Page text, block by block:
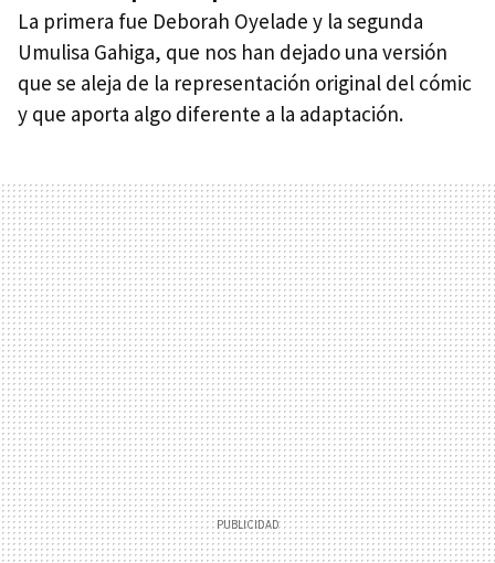
La primera fue Deborah Oyelade y la segunda
Umulisa Gahiga, que nos han dejado una versión
que se aleja de la representación original del cómic
y que aporta algo diferente a la adaptación.